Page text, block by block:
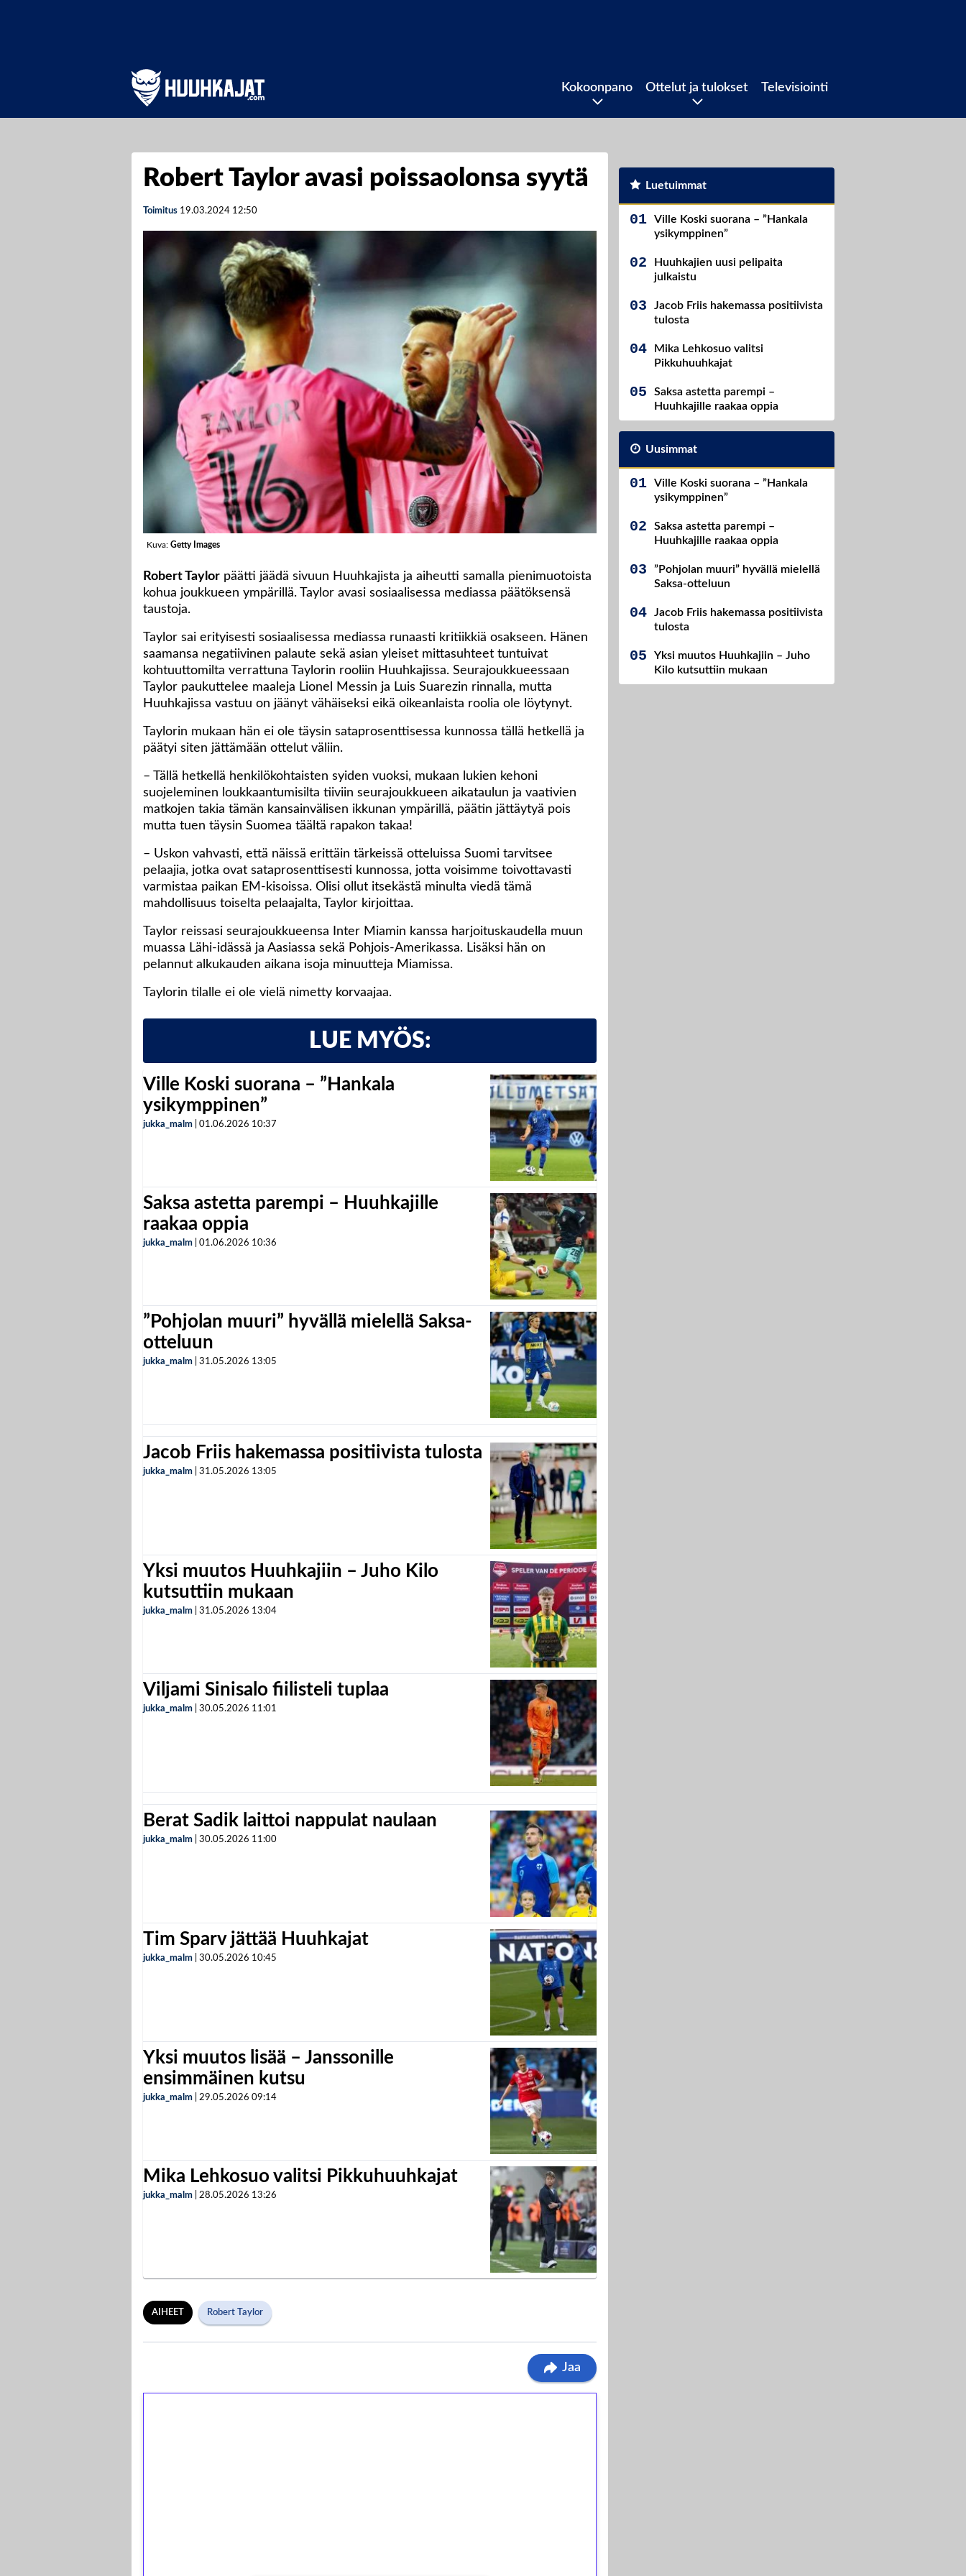
Kokoonpano Ottelut ja tulokset Televisiointi
Robert Taylor avasi poissaolonsa syytä
Toimitus 19.03.2024 12:50
Kuva: Getty Images
Robert Taylor päätti jäädä sivuun Huuhkajista ja aiheutti samalla pienimuotoista
kohua joukkueen ympärillä. Taylor avasi sosiaalisessa mediassa päätöksensä
taustoja.
Taylor sai erityisesti sosiaalisessa mediassa runaasti kritiikkiä osakseen. Hänen
saamansa negatiivinen palaute sekä asian yleiset mittasuhteet tuntuivat
kohtuuttomilta verrattuna Taylorin rooliin Huuhkajissa. Seurajoukkueessaan
Taylor paukuttelee maaleja Lionel Messin ja Luis Suarezin rinnalla, mutta
Huuhkajissa vastuu on jäänyt vähäiseksi eikä oikeanlaista roolia ole löytynyt.
Taylorin mukaan hän ei ole täysin sataprosenttisessa kunnossa tällä hetkellä ja
päätyi siten jättämään ottelut väliin.
– Tällä hetkellä henkilökohtaisten syiden vuoksi, mukaan lukien kehoni
suojeleminen loukkaantumisilta tiiviin seurajoukkueen aikataulun ja vaativien
matkojen takia tämän kansainvälisen ikkunan ympärillä, päätin jättäytyä pois
mutta tuen täysin Suomea täältä rapakon takaa!
– Uskon vahvasti, että näissä erittäin tärkeissä otteluissa Suomi tarvitsee
pelaajia, jotka ovat sataprosenttisesti kunnossa, jotta voisimme toivottavasti
varmistaa paikan EM-kisoissa. Olisi ollut itsekästä minulta viedä tämä
mahdollisuus toiselta pelaajalta, Taylor kirjoittaa.
Taylor reissasi seurajoukkueensa Inter Miamin kanssa harjoituskaudella muun
muassa Lähi-idässä ja Aasiassa sekä Pohjois-Amerikassa. Lisäksi hän on
pelannut alkukauden aikana isoja minuutteja Miamissa.
Taylorin tilalle ei ole vielä nimetty korvaajaa.
LUE MYÖS:
Ville Koski suorana – ”Hankala
ysikymppinen”
jukka_malm 01.06.2026 10:37
Saksa astetta parempi – Huuhkajille
raakaa oppia
jukka_malm 01.06.2026 10:36
”Pohjolan muuri” hyvällä mielellä Saksa-
otteluun
jukka_malm 31.05.2026 13:05
Jacob Friis hakemassa positiivista tulosta
jukka_malm 31.05.2026 13:05
Yksi muutos Huuhkajiin – Juho Kilo
kutsuttiin mukaan
jukka_malm 31.05.2026 13:04
Viljami Sinisalo fiilisteli tuplaa
jukka_malm 30.05.2026 11:01
Berat Sadik laittoi nappulat naulaan
jukka_malm 30.05.2026 11:00
Tim Sparv jättää Huuhkajat
jukka_malm 30.05.2026 10:45
Yksi muutos lisää – Janssonille
ensimmäinen kutsu
jukka_malm 29.05.2026 09:14
Mika Lehkosuo valitsi Pikkuhuuhkajat
jukka_malm 28.05.2026 13:26
AIHEET Robert Taylor
Jaa
Luetuimmat
Ville Koski suorana – ”Hankala
ysikymppinen”
Huuhkajien uusi pelipaita
julkaistu
Jacob Friis hakemassa positiivista
tulosta
Mika Lehkosuo valitsi
Pikkuhuuhkajat
Saksa astetta parempi –
Huuhkajille raakaa oppia
Uusimmat
Ville Koski suorana – ”Hankala
ysikymppinen”
Saksa astetta parempi –
Huuhkajille raakaa oppia
”Pohjolan muuri” hyvällä mielellä
Saksa-otteluun
Jacob Friis hakemassa positiivista
tulosta
Yksi muutos Huuhkajiin – Juho
Kilo kutsuttiin mukaan